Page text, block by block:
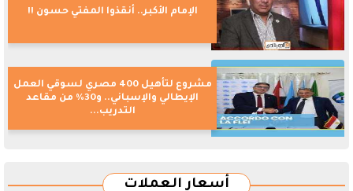
الإمام الأكبر.. أنقذوا المفتي حسون !!
مشروع لتأهيل 400 مصري لسوقي العمل
الإيطالي والإسباني.. و30% من مقاعد
التدريب...
أسعار العملات